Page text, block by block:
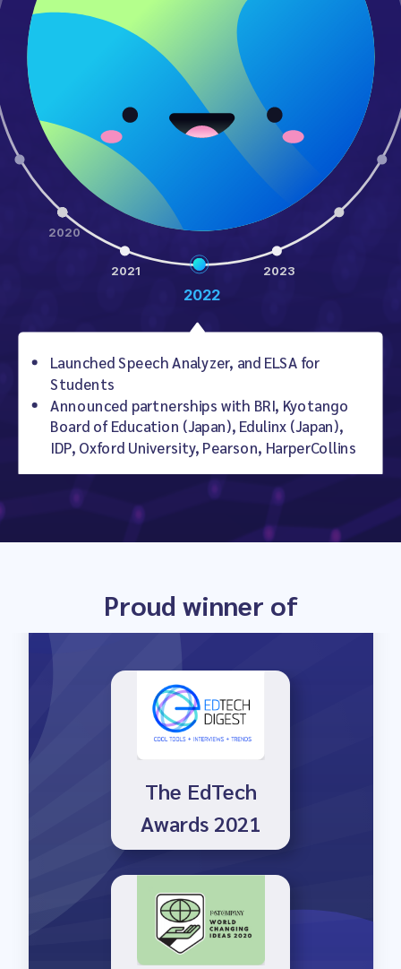
2020
2021
2022
2023
Launched Speech Analyzer, and ELSA for
Students
Announced partnerships with BRI, Kyotango
Board of Education (Japan), Edulinx (Japan),
IDP, Oxford University, Pearson, HarperCollins
Proud winner of
Launch Winner
The EdTech
Awards 2021